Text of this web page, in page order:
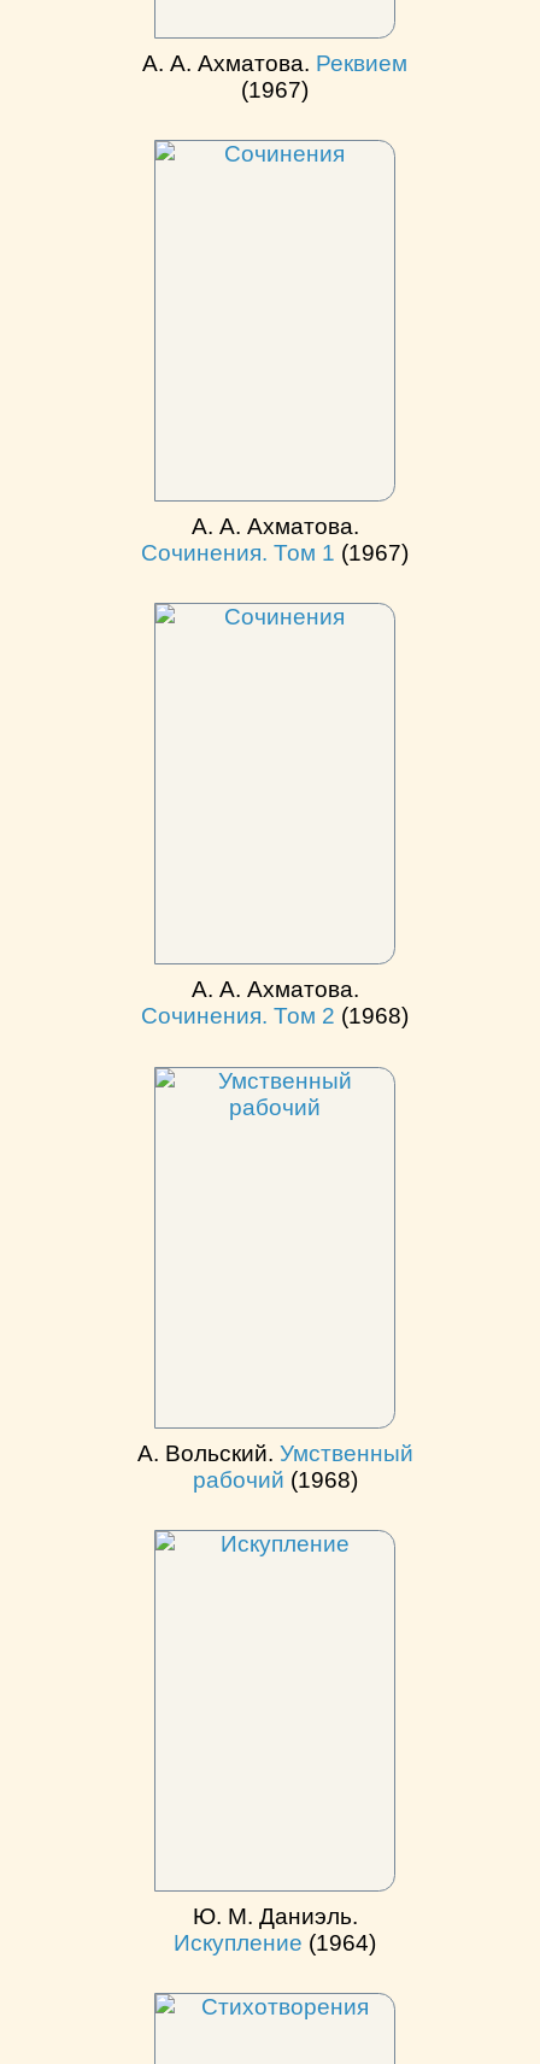
А. А. Ахматова. Реквием
(1967)
А. А. Ахматова.
Сочинения. Том 1 (1967)
А. А. Ахматова.
Сочинения. Том 2 (1968)
A. Вольский. Умственный
рабочий (1968)
Ю. М. Даниэль.
Искупление (1964)